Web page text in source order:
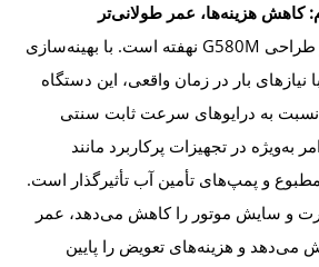
صرفه‌جویی در انرژی در طراحی G580M نهفته است. با بهینه‌سازی
بار در زمان واقعی، این دستگاه
انرژی را تا 30٪ نسبت به درایوهای سرعت ثابت سنتی
در تجهیزات پرکاربرد مانند
و پمپ‌های تأمین آب تأثیرگذار است.
و سایش موتور را کاهش می‌دهد، عمر
تا 25٪ افزایش می‌دهد و هزینه‌های تعویض را پایین